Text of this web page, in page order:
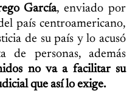
García, enviado por
país centroamericano,
de su país y lo acusó
de personas, además
no va a facilitar su
que así lo exige.